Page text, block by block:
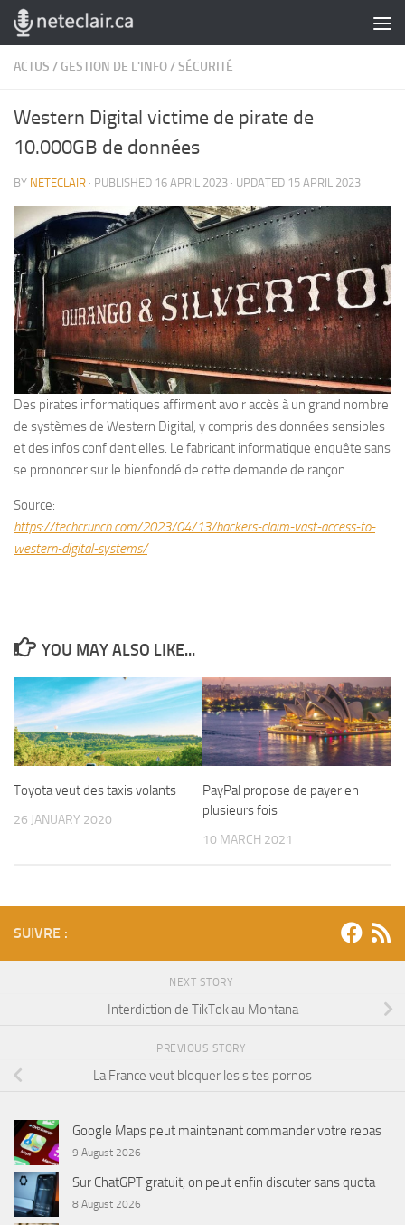
Skip to content
ACTUS / GESTION DE L'INFO/SÉCURITÉ
Western Digital victime de pirate de
10.000GB de données
BY NETECLAIR · PUBLISHED 16 APRIL 2023 · UPDATED 15 APRIL 2023
Des pirates informatiques affirment avoir accès à un grand nombre
de systèmes de Western Digital, y compris des données sensibles
et des infos confidentielles. Le fabricant informatique enquête sans
se prononcer sur le bienfondé de cette demande de rançon.
Source:
https://techcrunch.com/2023/04/13/hackers-claim-vast-access-to-
western-digital-systems/
YOU MAY ALSO LIKE...
Toyota veut des taxis volants
26 JANUARY 2020
PayPal propose de payer en
plusieurs fois
10 MARCH 2021
SUIVRE :
NEXT STORY
Interdiction de TikTok au Montana
PREVIOUS STORY
La France veut bloquer les sites pornos
Google Maps peut maintenant commander votre repas
9 August 2026
Sur ChatGPT gratuit, on peut enfin discuter sans quota
8 August 2026